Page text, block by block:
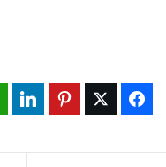
Facebook
Twitter
Pinterest